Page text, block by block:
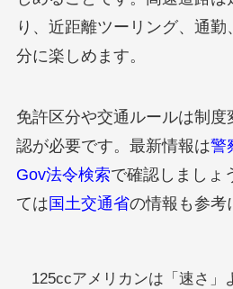
り、近距離ツーリング、通
分に楽しめます。
免許区分や交通ルールは制度
認が必要です。最新情報は警
Gov法令検索で確認しましょ
ては 国土交通省の情報も参考
125ccアメリカンは「速さ」